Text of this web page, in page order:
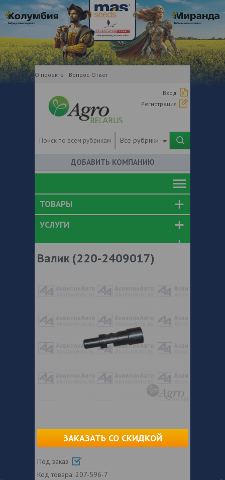
О проекте Вопрос-Ответ
Вход
Регистрация
Все рубрики
ДОБАВИТЬ КОМПАНИЮ
ТОВАРЫ
УСЛУГИ
Валик (220-2409017)
ЗАКАЗАТЬ СО СКИДКОЙ
Под заказ
Код товара: 207-596-7